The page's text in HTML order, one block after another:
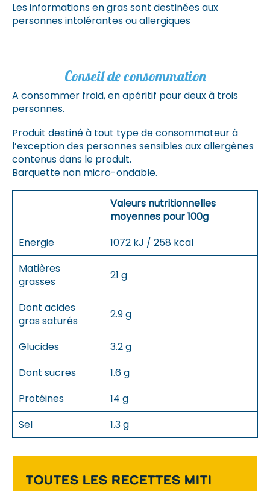
Les informations en gras sont destinées aux
personnes intolérantes ou allergiques
Conseil de consommation
A consommer froid, en apéritif pour deux à trois
personnes.
Produit destiné à tout type de consommateur à
l’exception des personnes sensibles aux allergènes
contenus dans le produit.
Barquette non micro-ondable.
Valeurs nutritionnelles
moyennes pour 100g
Energie
1072 kJ / 258 kcal
Matières
grasses
21 g
Dont acides
gras saturés
2.9 g
Glucides
3.2 g
Dont sucres
1.6 g
Protéines
14 g
Sel
1.3 g
Toutes les recettes Miti